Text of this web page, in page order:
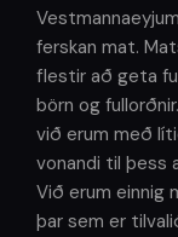
ferskan mat.
flestir að geta
börn og
við erum með
vonandi til þess
Við erum einnig
þar sem er